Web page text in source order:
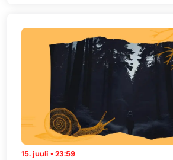
15. juuli • 23:59